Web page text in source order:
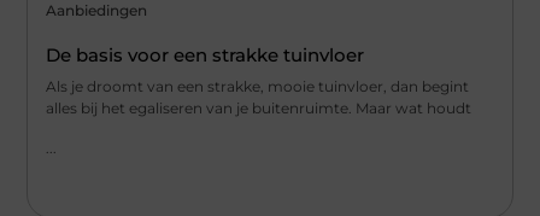
Aanbiedingen
De basis voor een strakke tuinvloer
Als je droomt van een strakke, mooie tuinvloer, dan begint
alles bij het egaliseren van je buitenruimte. Maar wat houdt